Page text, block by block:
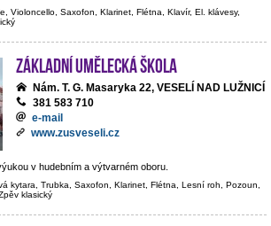
Violoncello, Saxofon, Klarinet, Flétna, Klavír, El. klávesy,
Základní umělecká škola
Nám. T. G. Masaryka 22, VESELÍ NAD LUŽNICÍ
381 583 710
e-mail
www.zusveseli.cz
v hudebním a výtvarném oboru.
kytara, Trubka, Saxofon, Klarinet, Flétna, Lesní roh, Pozoun,
klasický